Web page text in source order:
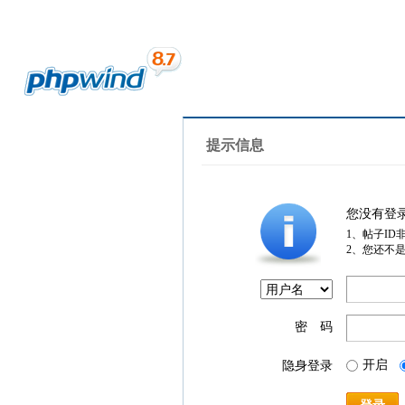
提示信息
您没有登
1、帖子ID
2、您还不
密 码
隐身登录 开启